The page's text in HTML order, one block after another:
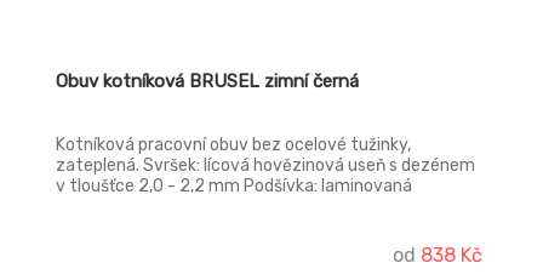
Obuv kotníková BRUSEL zimní černá
Kotníková pracovní obuv bez ocelové tužinky,
zateplená. Svršek: lícová hovězinová useň s dezénem
v tloušťce 2,0 - 2,2 mm Podšívka: laminovaná
antistatická Podešev: polyuretan/RUBBER do 300°,
olejivzdorná, antistatická, protiskluzová, dvousložkový
od 838 Kč